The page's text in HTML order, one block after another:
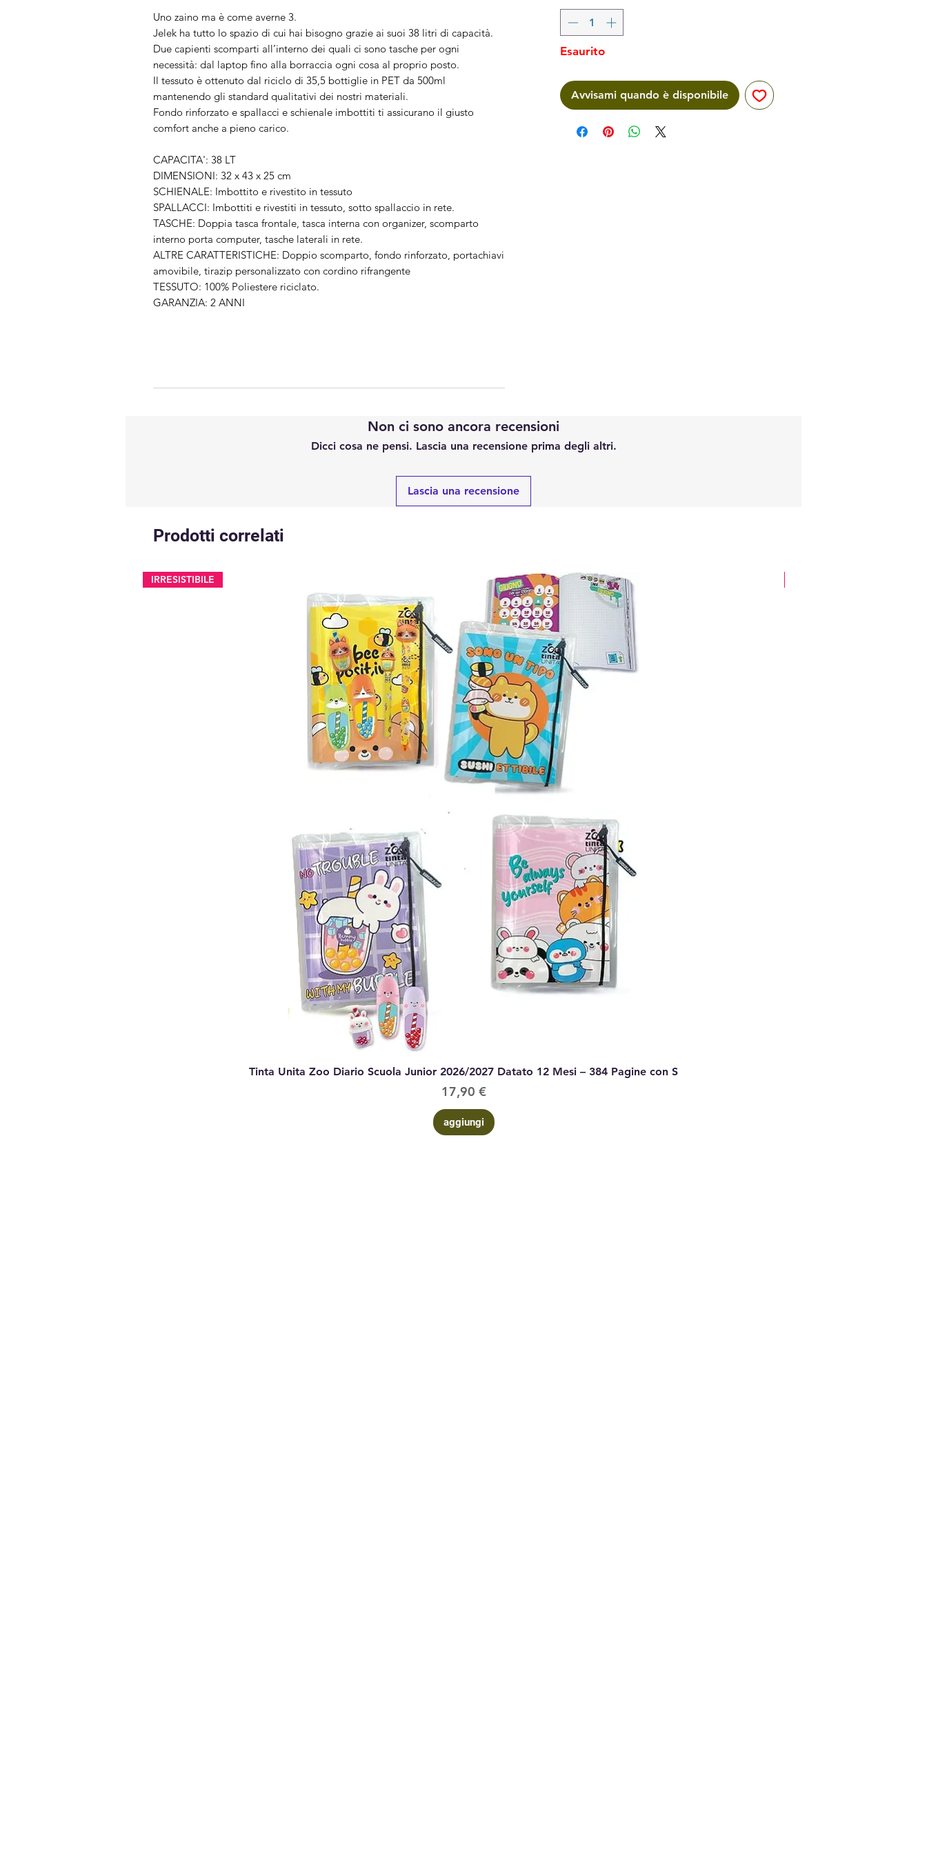
Uno zaino ma è come averne 3.
Jelek ha tutto lo spazio di cui hai bisogno grazie ai suoi 38 litri di capacità.
Due capienti scomparti all’interno dei quali ci sono tasche per ogni
necessità: dal laptop fino alla borraccia ogni cosa al proprio posto.
Il tessuto è ottenuto dal riciclo di 35,5 bottiglie in PET da 500ml
mantenendo gli standard qualitativi dei nostri materiali.
Fondo rinforzato e spallacci e schienale imbottiti ti assicurano il giusto
comfort anche a pieno carico.
CAPACITA': 38 LT
DIMENSIONI: 32 x 43 x 25 cm
SCHIENALE: Imbottito e rivestito in tessuto
SPALLACCI: Imbottiti e rivestiti in tessuto, sotto spallaccio in rete.
TASCHE: Doppia tasca frontale, tasca interna con organizer, scomparto
interno porta computer, tasche laterali in rete.
ALTRE CARATTERISTICHE: Doppio scomparto, fondo rinforzato, portachiavi
amovibile, tirazip personalizzato con cordino rifrangente
TESSUTO: 100% Poliestere riciclato.
GARANZIA: 2 ANNI
Esaurito
Avvisami quando è disponibile
Non ci sono ancora recensioni
Dicci cosa ne pensi. Lascia una recensione prima degli altri.
Lascia una recensione
Prodotti correlati
Vista rapida
IRRESISTIBILE
Tinta Unita Zoo Diario Scuola Junior 2026/2027 Datato 12 Mesi – 384 Pagine con S
Prezzo
17,90 €
aggiungi